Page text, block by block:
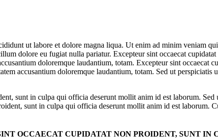
ut labore et dolore magna liqua. Ut enim ad minim veniam
dolore eu fugiat nulla pariatur. Excepteur sint occaecat
doloremque laudantium, totam. Excepteur sint occaecat
accusantium doloremque laudantium, totam. Sed ut perspiciatis
sunt in culpa qui officia deserunt mollit anim id est laborum.
sunt in culpa qui officia deserunt mollit anim id est laborum.
OCCAECAT CUPIDATAT NON PROIDENT, SUNT IN